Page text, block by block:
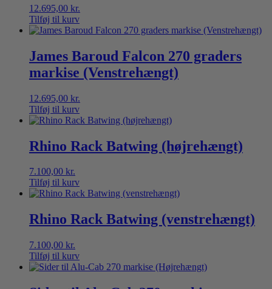
12.695,00 kr.
Tilføj til kurv
James Baroud Falcon 270 graders
markise (Venstrehængt)
12.695,00 kr.
Tilføj til kurv
Rhino Rack Batwing (højrehængt)
7.100,00 kr.
Tilføj til kurv
Rhino Rack Batwing (venstrehængt)
7.100,00 kr.
Tilføj til kurv